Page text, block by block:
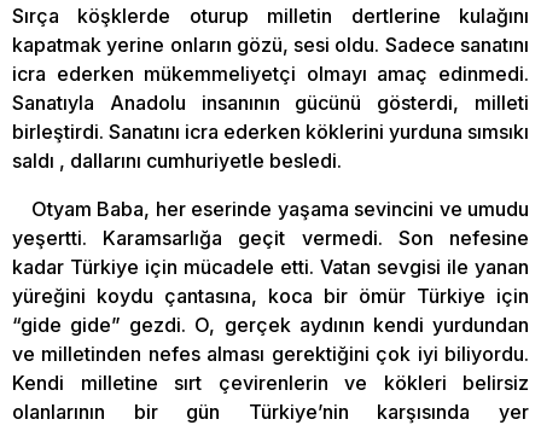
Sırça köşklerde oturup milletin dertlerine kulağını
kapatmak yerine onların gözü, sesi oldu. Sadece sanatını
icra ederken mükemmeliyetçi olmayı amaç edinmedi.
Sanatıyla Anadolu insanının gücünü gösterdi, milleti
birleştirdi. Sanatını icra ederken köklerini yurduna sımsıkı
saldı , dallarını cumhuriyetle besledi.
Otyam Baba, her eserinde yaşama sevincini ve umudu
yeşertti. Karamsarlığa geçit vermedi. Son nefesine
kadar Türkiye için mücadele etti. Vatan sevgisi ile yanan
yüreğini koydu çantasına, koca bir ömür Türkiye için
“gide gide” gezdi. O, gerçek aydının kendi yurdundan
ve milletinden nefes alması gerektiğini çok iyi biliyordu.
Kendi milletine sırt çevirenlerin ve kökleri belirsiz
olanlarının bir gün Türkiye’nin karşısında yer